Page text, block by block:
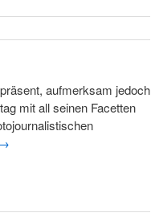
aufmerksam jedoch
mit all seinen Facetten
→